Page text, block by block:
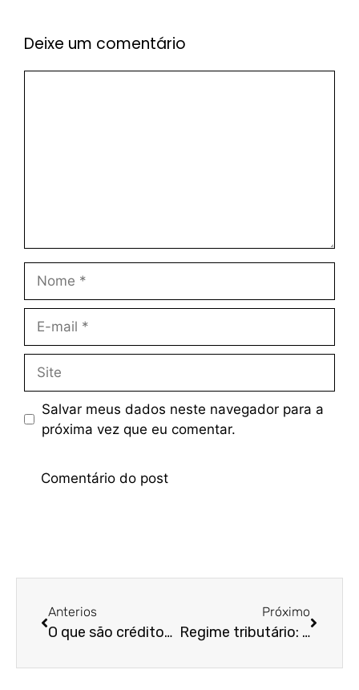
Deixe um comentário
Salvar meus dados neste navegador para a
próxima vez que eu comentar.
Anterios
O que são créditos fiscais e como obtê-los em indústrias?
Próximo
Regime tributário: escolha o melhor para pagar menos impostos